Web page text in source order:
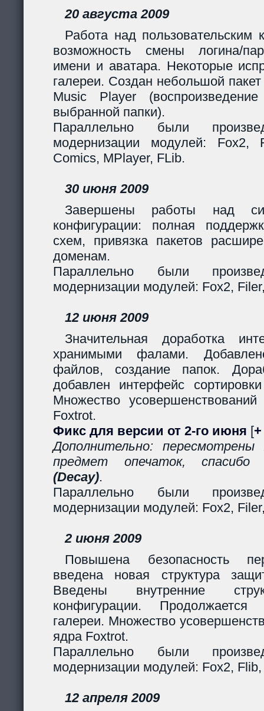
20 августа 2009
Работа над пользовательским
возможность смены логина/
имени и аватара. Некоторые
галереи. Создан небольшой
Music Player
выбранной папки).
Параллельно были
модернизации модулей: Fox2,
Comics, MPlayer, FLib.
30 июня 2009
Завершены работы над
конфигурации: полная
схем, привязка пакетов
доменам.
Параллельно были
модернизации модулей: Fox2,
12 июня 2009
Значительная доработка
хранимыми фалами.
файлов, создание папок.
добавлен интерфейс
Множество
Foxtrot.
Фикс для версии от 2-го июня [
Дополнительно:
предмет опечаток,
(Decay).
Параллельно были
модернизации модулей: Fox2,
2 июня 2009
Повышена безопасность
введена новая структура
Введены внутренние
конфигурации. Продолжается
галереи. Множество
ядра Foxtrot.
Параллельно были
модернизации модулей: Fox2,
12 апреля 2009